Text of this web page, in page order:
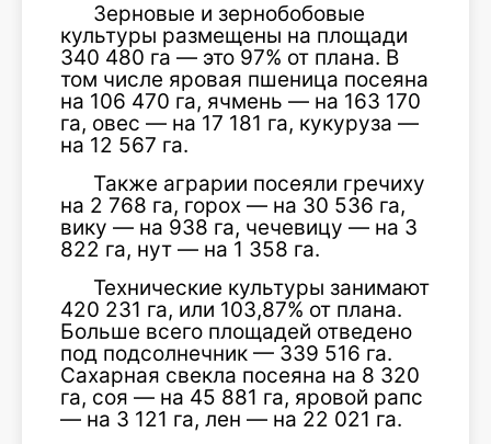
Зерновые и зернобобовые
культуры размещены на площади
340 480 га — это 97% от плана. В
том числе яровая пшеница посеяна
на 106 470 га, ячмень — на 163 170
га, овес — на 17 181 га, кукуруза —
на 12 567 га.
Также аграрии посеяли гречиху
на 2 768 га, горох — на 30 536 га,
вику — на 938 га, чечевицу — на 3
822 га, нут — на 1 358 га.
Технические культуры занимают
420 231 га, или 103,87% от плана.
Больше всего площадей отведено
под подсолнечник — 339 516 га.
Сахарная свекла посеяна на 8 320
га, соя — на 45 881 га, яровой рапс
— на 3 121 га, лен — на 22 021 га.